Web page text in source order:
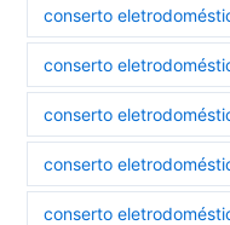
conserto
conserto
conserto
conserto
conserto